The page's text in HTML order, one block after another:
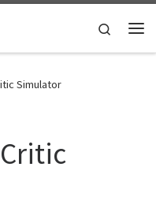
Search
Simulator